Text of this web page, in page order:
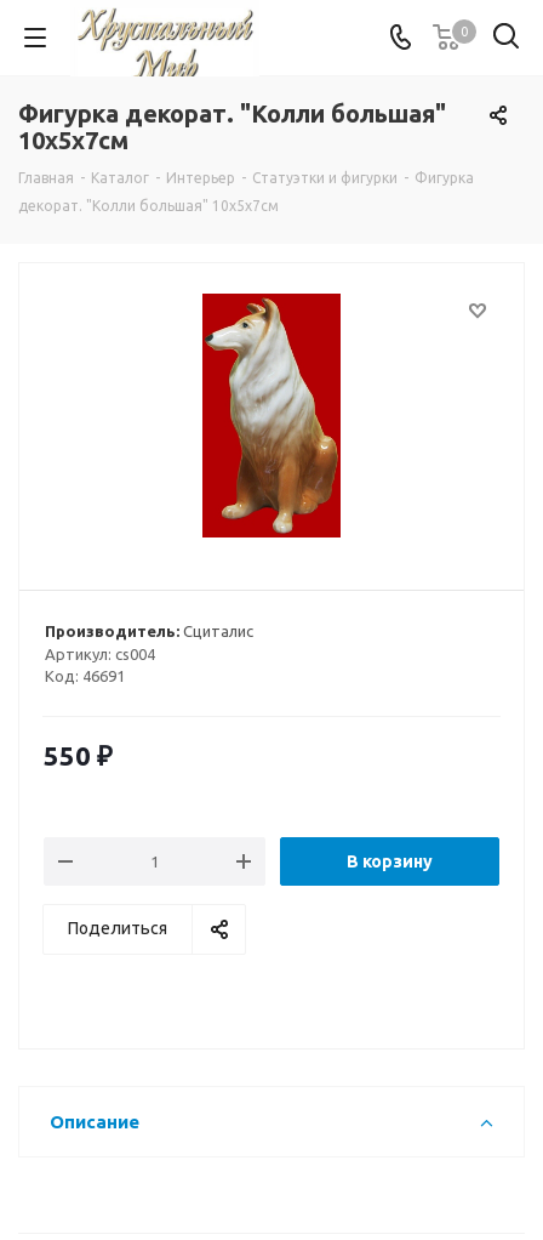
0
Фигурка декорат. "Колли большая"
10x5x7см
Главная - Каталог - Интерьер - Статуэтки и фигурки - Фигурка
декорат. "Колли большая" 10x5x7см
Производитель: Сциталис
Артикул: cs004
Код: 46691
550 ₽
В корзину
Поделиться
Описание